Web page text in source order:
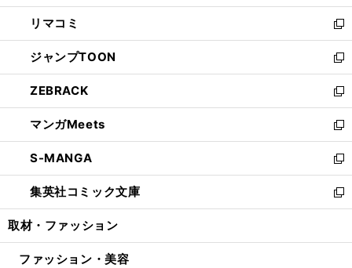
ウ
で
開
く
ン
ド
ウ
で
開
く
ウ
ィ
ン
ド
ウ
で
開
く
し
い
ウ
ィ
ン
ド
ウ
で
開
く
リマコミ
新
し
い
ウ
ィ
ン
ド
ウ
で
開
く
ジャンプTOON
新
し
い
ウ
ィ
ン
ド
ウ
で
開
ZEBRACK
新
し
い
ウ
ィ
ン
ド
ウ
開
マンガMeets
新
し
い
ウ
ィ
ン
ウ
S-MANGA
新
し
い
ウ
ン
集英社コミック文庫
新
し
ウ
取材・ファッション
ファッション・美容